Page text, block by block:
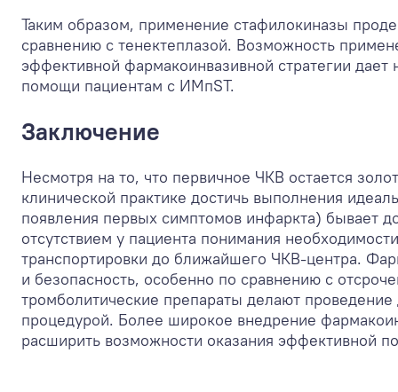
Таким образом, применение стафилокиназы
сравнению с тенектеплазой. Возможность
эффективной фармакоинвазивной стратегии
помощи пациентам с ИМпST.
Заключение
Несмотря на то, что первичное ЧКВ остается
клинической практике достичь выполнения
появления первых симптомов инфаркта) бывает
отсутствием у пациента понимания
транспортировки до ближайшего ЧКВ-центра.
и безопасность, особенно по сравнению c
тромболитические препараты делают
процедурой. Более широкое внедрение
расширить возможности оказания эффективной